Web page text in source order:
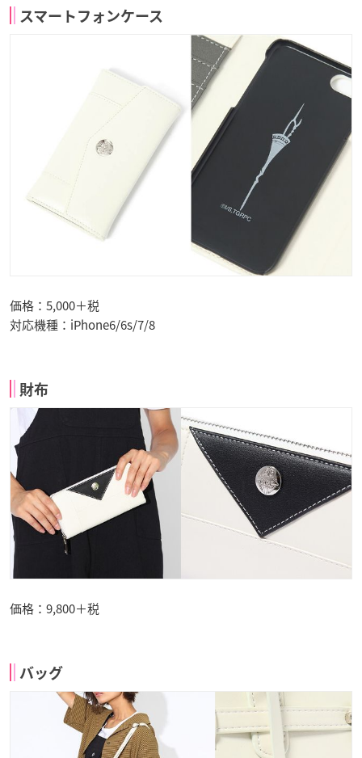
スマートフォンケース
価格：5,000＋税
対応機種：iPhone6/6s/7/8
財布
価格：9,800＋税
バッグ